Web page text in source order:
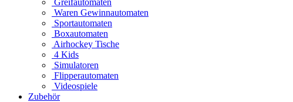
Greifautomaten
Waren Gewinnautomaten
Sportautomaten
Boxautomaten
Airhockey Tische
4 Kids
Simulatoren
Flipperautomaten
Videospiele
Zubehör